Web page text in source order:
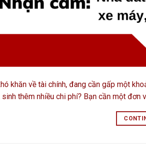
khăn về tài chính, đang cần gấp một
thêm nhiều chi phí? Bạn cần một